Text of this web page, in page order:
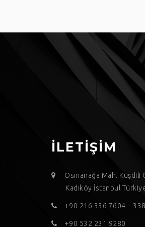
İLETİŞİM
Osmanağa Mah. Kuşdili
Kadıköy İstanbul
+90 216 336 7604 –
+90 532 231 9280